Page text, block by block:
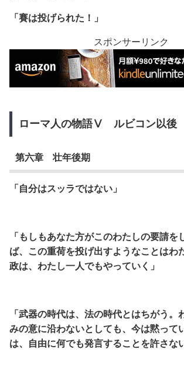
「賽は投げられた！」
スポンサーリンク
ローマ人の物語Ⅴ ルビコン以後
第六章 壮年後期
「自分はスッラではない」
「もしもあなた方がこのわたしの要請を
ば、
この重荷を投げ出すようなことはわ
政は、わたし一人でもやっていく」
「武器の時代は、法の時代とはちがう。
みの意に沿わないとしても、今は黙って
は、自由に何でも発言することを許さな